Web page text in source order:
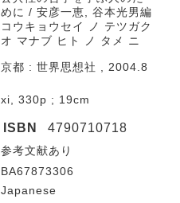
めに / 安彦一恵, 谷本光男編
コウキョウセイ ノ テツガク
オ マナブ ヒト ノ タメ ニ
京都 : 世界思想社 , 2004.8
xi, 330p ; 19cm
ISBN 4790710718
参考文献あり
BA67873306
Japanese